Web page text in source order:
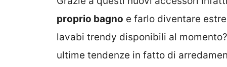
proprio bagno e farlo diventare
lavabi trendy disponibili al
ultime tendenze in fatto di